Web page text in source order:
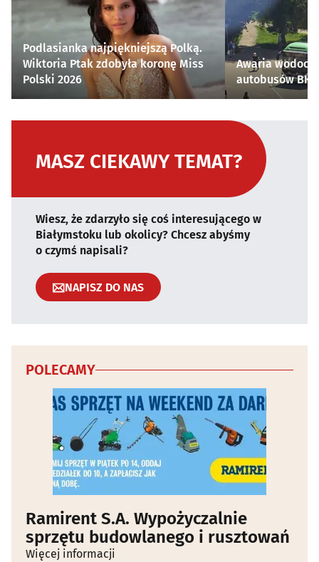
Podlasianka najpiękniejszą Polką.
Wiktoria Ptak zdobyła koronę Miss
Polski 2026
Awaria
autobusów
MASZ CIEKAWY TEMAT?
Wiesz, że zdarzyło się coś interesującego w
Białymstoku lub okolicy? Chcesz abyśmy
o czymś napisali?
NAPISZ DO NAS
POLECAMY
Ramirent S.A. Wypożyczalnie
sprzętu budowlanego i rusztowań
Więcej informacji